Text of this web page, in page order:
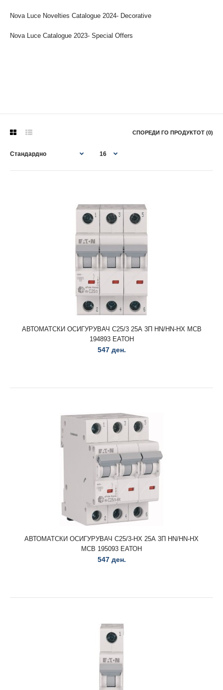
Nova Luce Novelties Catalogue 2024- Decorative
Nova Luce Catalogue 2023- Special Offers
СПОРЕДИ ГО ПРОДУКТОТ (0)
АВТОМАТСКИ ОСИГУРУВАЧ C25/3 25А 3П HN/HN-HX MCB
194893 ЕАТОН
547 ден.
АВТОМАТСКИ ОСИГУРУВАЧ C25/3 25А 3П HN/HN-HX MCB
194893 ЕАТОН..
547 ден.
АВТОМАТСКИ ОСИГУРУВАЧ C25/3 25А 3П HN/HN-HX MCB
194893 ЕАТОН
547 ден.
АВТОМАТСКИ ОСИГУРУВАЧ C25/3-HX 25А 3П HN/HN-HX
MCB 195093 ЕАТОН
547 ден.